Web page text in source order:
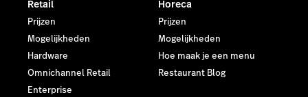
Retail
Prijzen
Mogelijkheden
Hardware
Omnichannel Retail
Enterprise
Horeca
Prijzen
Mogelijkheden
Hoe maak je een menu
Restaurant Blog